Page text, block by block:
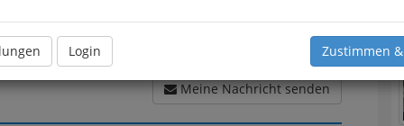
Login Zustimmen
Meine Nachricht senden